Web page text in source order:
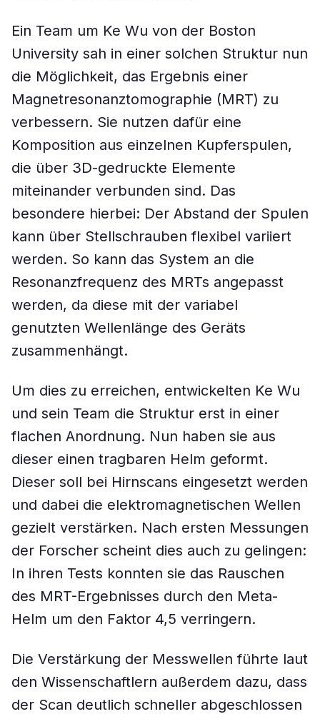
Ein Team um Ke Wu von der Boston
University sah in einer solchen Struktur nun
die Möglichkeit, das Ergebnis einer
Magnetresonanztomographie (MRT) zu
verbessern. Sie nutzen dafür eine
Komposition aus einzelnen Kupferspulen,
die über 3D-gedruckte Elemente
miteinander verbunden sind. Das
besondere hierbei: Der Abstand der Spulen
kann über Stellschrauben flexibel variiert
werden. So kann das System an die
Resonanzfrequenz des MRTs angepasst
werden, da diese mit der variabel
genutzten Wellenlänge des Geräts
zusammenhängt.
Um dies zu erreichen, entwickelten Ke Wu
und sein Team die Struktur erst in einer
flachen Anordnung. Nun haben sie aus
dieser einen tragbaren Helm geformt.
Dieser soll bei Hirnscans eingesetzt werden
und dabei die elektromagnetischen Wellen
gezielt verstärken. Nach ersten Messungen
der Forscher scheint dies auch zu gelingen:
In ihren Tests konnten sie das Rauschen
des MRT-Ergebnisses durch den Meta-
Helm um den Faktor 4,5 verringern.
Die Verstärkung der Messwellen führte laut
den Wissenschaftlern außerdem dazu, dass
der Scan deutlich schneller abgeschlossen